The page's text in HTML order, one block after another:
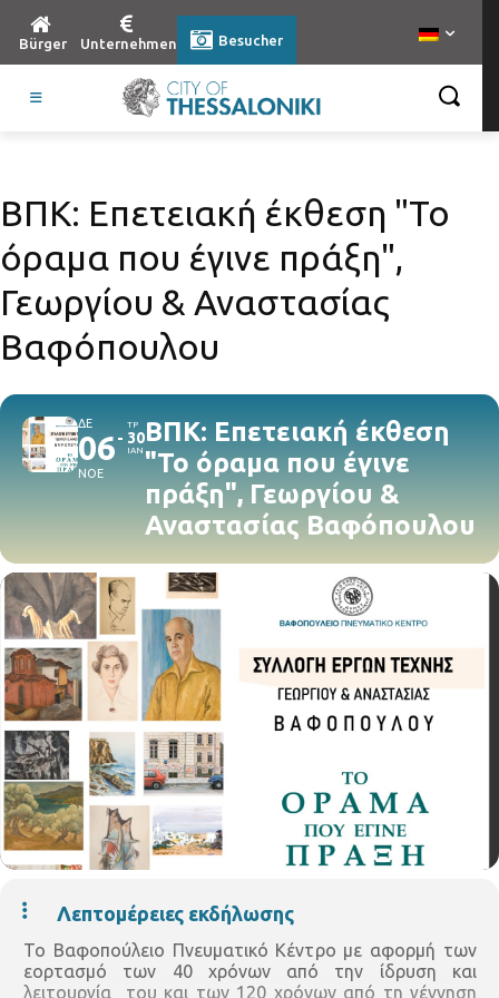
Bürger Unternehmen Besucher
ΒΠΚ: Επετειακή έκθεση "Το
όραμα που έγινε πράξη",
Γεωργίου & Αναστασίας
Βαφόπουλου
ΔΕ
06
ΝΟΕ
ΤΡ
30
ΙΑΝ
ΒΠΚ: Επετειακή έκθεση
"Το όραμα που έγινε
πράξη", Γεωργίου &
Αναστασίας Βαφόπουλου
Λεπτομέρειες εκδήλωσης
Το Βαφοπούλειο Πνευματικό Κέντρο με αφορμή των
εορτασμό των 40 χρόνων από την ίδρυση και
λειτουργία του και των 120 χρόνων από τη γέννηση